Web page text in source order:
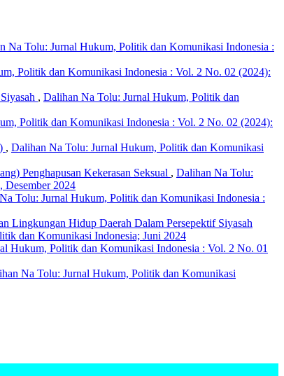
Na Tolu: Jurnal Hukum, Politik dan Komunikasi Indonesia :
Politik dan Komunikasi Indonesia : Vol. 2 No. 02 (2024):
, Dalihan Na Tolu: Jurnal Hukum, Politik dan
Politik dan Komunikasi Indonesia : Vol. 2 No. 02 (2024):
, Dalihan Na Tolu: Jurnal Hukum, Politik dan Komunikasi
Penghapusan Kekerasan Seksual , Dalihan Na Tolu:
2024
Tolu: Jurnal Hukum, Politik dan Komunikasi Indonesia :
Lingkungan Hidup Daerah Dalam Persepektif Siyasah
dan Komunikasi Indonesia; Juni 2024
Hukum, Politik dan Komunikasi Indonesia : Vol. 2 No. 01
Na Tolu: Jurnal Hukum, Politik dan Komunikasi